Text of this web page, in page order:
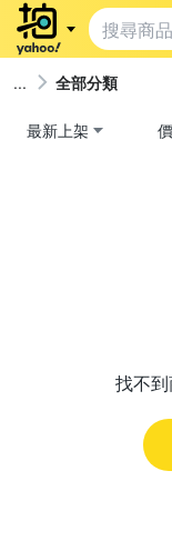
全部分類
最新上架
找不